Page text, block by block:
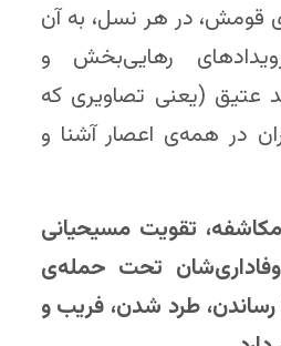
قومش، در هر نسل، به آن
رهایی‌بخش و
عتیق (یعنی تصاویری که
در همه‌ی اعصار آشنا و
تقویت مسیحیانی
تحت حمله‌ی
طرد شدن، فریب و